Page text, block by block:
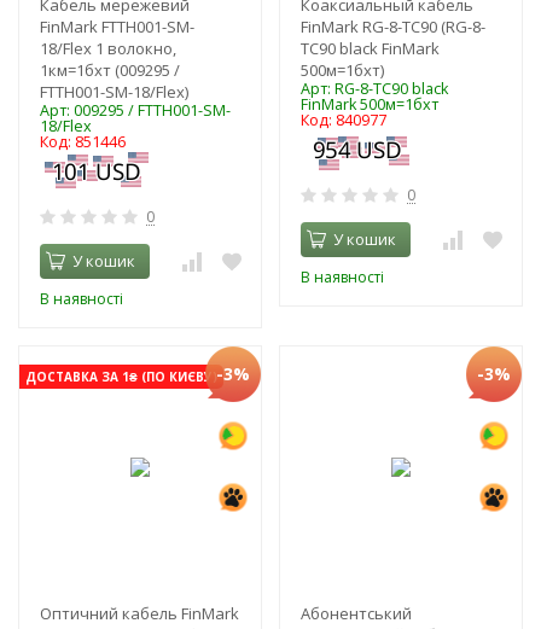
FinMark FTTH001-SM-
18/Flex 1 волокно,
1км=1бхт (009295 /
FTTH001-SM-18/Flex)
Арт: 009295 / FTTH001-SM-
18/Flex
Код: 851446
0
У кошик
В наявності
FinMark RG-8-TC90 (RG-8-
TC90 black FinMark
500м=1бхт)
Арт: RG-8-TC90 black
FinMark 500м=1бхт
Код: 840977
0
У кошик
В наявності
ДОСТАВКА ЗА 1₴ (ПО КИЄВУ)-3%
Оптичний кабель FinMark
-3%
Абонентський